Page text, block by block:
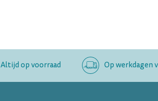
Altijd op voorraad Op werkdagen